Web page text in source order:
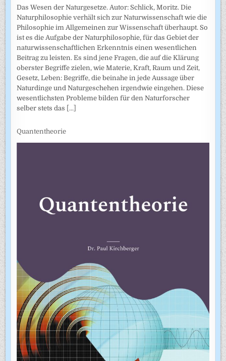
Das Wesen der Naturgesetze. Autor: Schlick, Moritz. Die
Naturphilosophie verhält sich zur Naturwissenschaft wie die
Philosophie im Allgemeinen zur Wissenschaft überhaupt. So
ist es die Aufgabe der Naturphilosophie, für das Gebiet der
naturwissenschaftlichen Erkenntnis einen wesentlichen
Beitrag zu leisten. Es sind jene Fragen, die auf die Klärung
oberster Begriffe zielen, wie Materie, Kraft, Raum und Zeit,
Gesetz, Leben: Begriffe, die beinahe in jede Aussage über
Naturdinge und Naturgeschehen irgendwie eingehen. Diese
wesentlichsten Probleme bilden für den Naturforscher
selber stets das [...]
Quantentheorie